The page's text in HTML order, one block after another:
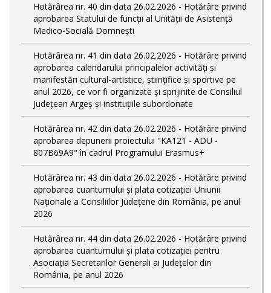
Hotărârea nr. 40 din data 26.02.2026 - Hotărâre privind
aprobarea Statului de funcții al Unității de Asistență
Medico-Socială Domnești
Hotărârea nr. 41 din data 26.02.2026 - Hotărâre privind
aprobarea calendarului principalelor activităţi şi
manifestări cultural-artistice, ştiinţifice şi sportive pe
anul 2026, ce vor fi organizate şi sprijinite de Consiliul
Judeţean Argeş şi instituţiile subordonate
Hotărârea nr. 42 din data 26.02.2026 - Hotărâre privind
aprobarea depunerii proiectului "KA121 - ADU -
807B69A9" în cadrul Programului Erasmus+
Hotărârea nr. 43 din data 26.02.2026 - Hotărâre privind
aprobarea cuantumului și plata cotizației Uniunii
Naționale a Consiliilor Județene din România, pe anul
2026
Hotărârea nr. 44 din data 26.02.2026 - Hotărâre privind
aprobarea cuantumului și plata cotizației pentru
Asociația Secretarilor Generali ai Județelor din
România, pe anul 2026